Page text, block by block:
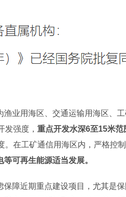
业用海区、交通运输用海区、
强度， 重点开发水深6至15米
在工矿通信用海区内，严格控
等可再生能源适当发展。
障近期重点建设项目，尤其是